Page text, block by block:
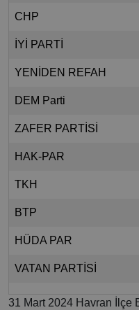
CHP
İYİ PARTİ
YENİDEN REFAH
DEM Parti
ZAFER PARTİSİ
HAK-PAR
TKH
BTP
HÜDA PAR
VATAN PARTİSİ
31 Mart 2024 Havran İlçe